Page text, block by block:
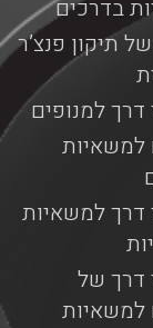
בדרכים
תיקון פנצ’ר
דרך למנופים
למשאיות
דרך למשאיות
דרך של
למשאיות